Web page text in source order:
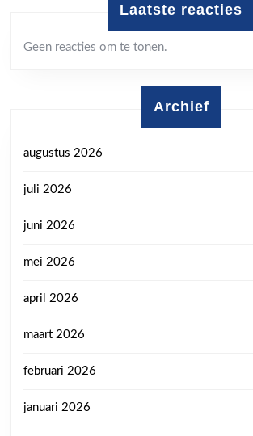
Laatste reacties
Geen reacties om te tonen.
Archief
augustus 2026
juli 2026
juni 2026
mei 2026
april 2026
maart 2026
februari 2026
januari 2026